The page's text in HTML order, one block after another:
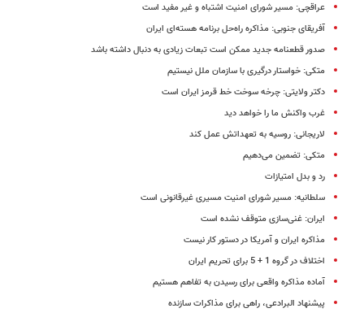
عراقچی: مسیر شورای امنیت اشتباه و غیر مفید است
آفریقای جنوبی: مذاکره راه‌حل برنامه هسته‌ای ایران
صدور قطعنامه جدید ممکن است تبعات زیادی به دنبال داشته باشد
متکی: خواستار درگیری با سازمان ملل نیستیم
دکتر ولایتی: چرخه سوخت خط قرمز ایران است
غرب واکنش ما را خواهد دید
لاریجانی: روسیه به تعهداتش عمل کند
متکی: تضمین می‌دهیم
رد و بدل امتیازات
سلطانیه: مسیر شورای امنیت مسیری غیرقانونی است
ایران: غنی‌سازی متوقف نشده است
مذاکره ایران و آمریکا در دستور کار نیست
اختلاف در گروه 1 + 5 برای تحریم ایران
آماده مذاکره واقعی برای رسیدن به تفاهم هستیم‬
پیشنهاد البرادعی، راهی برای مذاکرات سازنده